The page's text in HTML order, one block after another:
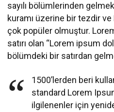
sayılı bölümlerinden
kuramı üzerine bir tezdir
çok popüler olmuştur.
satırı olan “Lorem ipsum
bölümdeki bir satırdan
1500’lerden beri
standard Lorem
ilgilenenler için